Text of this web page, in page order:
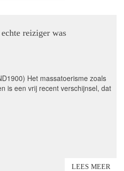
reiziger was
Het massatoerisme zoals
is een vrij recent verschijnsel, dat
LEES MEER